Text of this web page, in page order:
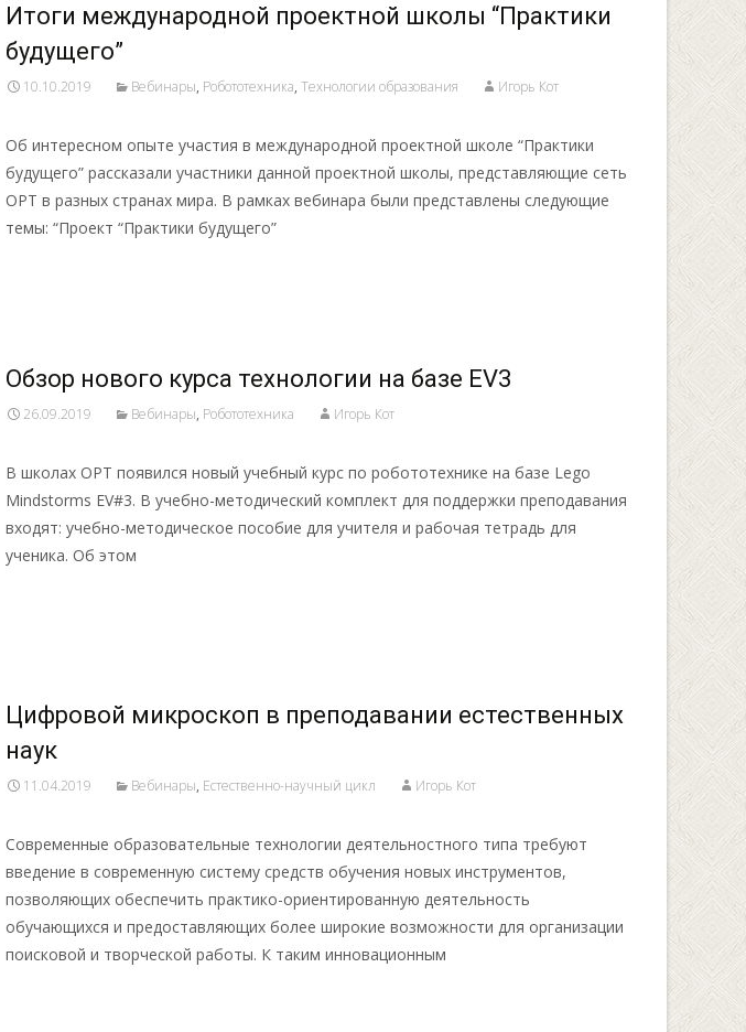
Итоги международной проектной школы “Практики
будущего”
10.10.2019 Вебинары, Робототехника, Технологии образования Игорь Кот
Об интересном опыте участия в международной проектной школе “Практики
будущего” рассказали участники данной проектной школы, представляющие сеть
ОРТ в разных странах мира. В рамках вебинара были представлены следующие
темы: “Проект “Практики будущего”
Обзор нового курса технологии на базе EV3
26.09.2019 Вебинары, Робототехника Игорь Кот
В школах ОРТ появился новый учебный курс по робототехнике на базе Lego
Mindstorms EV#3. В учебно-методический комплект для поддержки преподавания
входят: учебно-методическое пособие для учителя и рабочая тетрадь для
ученика. Об этом
Цифровой микроскоп в преподавании естественных
наук
11.04.2019 Вебинары, Естественно-научный цикл Игорь Кот
Современные образовательные технологии деятельностного типа требуют
введение в современную систему средств обучения новых инструментов,
позволяющих обеспечить практико-ориентированную деятельность
обучающихся и предоставляющих более широкие возможности для организации
поисковой и творческой работы. К таким инновационным